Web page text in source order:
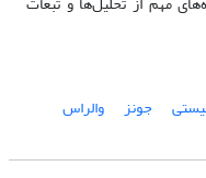
جونز والراس